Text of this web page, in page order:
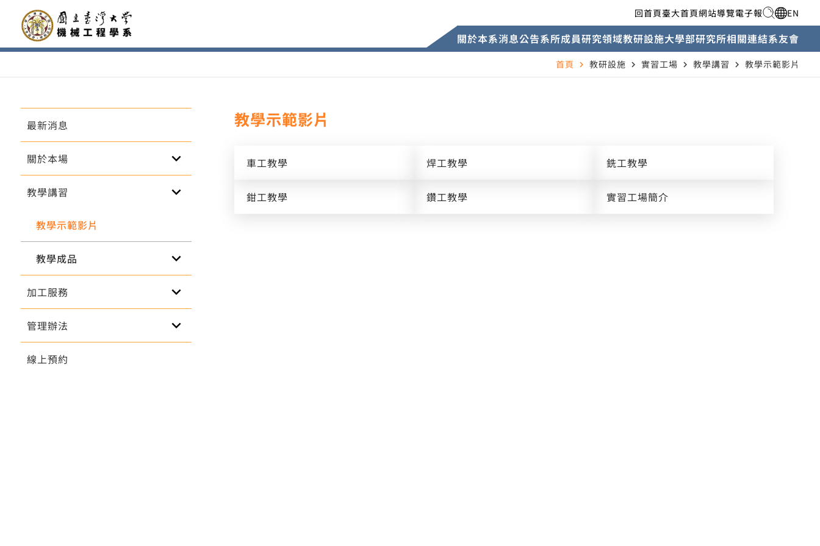
回首頁臺大首頁網站導覽電子報 EN
關於本系消息公告系所成員研究領域教研設施大學部研究所相關連結系友會
首頁 navigate_next 教研設施 navigate_next 實習工場 navigate_next 教學講習 navigate_next 教學示範影片
最新消息
關於本場 keyboard_arrow_down
教學講習 keyboard_arrow_down
教學示範影片
教學成品 keyboard_arrow_down
加工服務 keyboard_arrow_down
管理辦法 keyboard_arrow_down
線上預約
教學示範影片
車工教學 焊工教學 銑工教學
鉗工教學 鑽工教學 實習工場簡介